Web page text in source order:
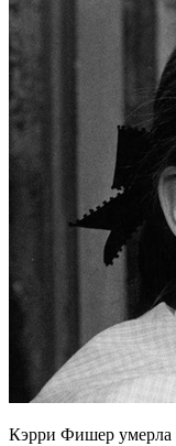
Кэрри Фишер умерла